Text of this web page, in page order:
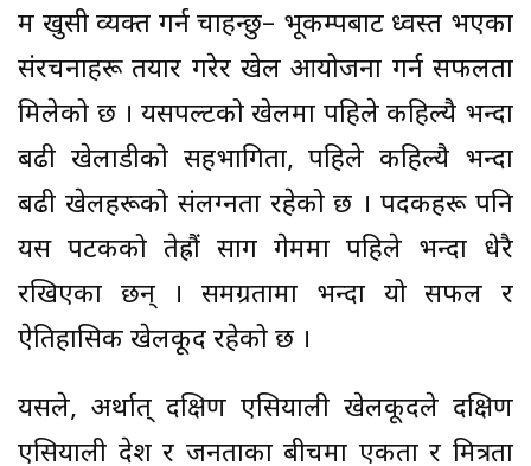
म खुसी व्यक्त गर्न चाहन्छु– भूकम्पबाट ध्वस्त भएका
संरचनाहरू तयार गरेर खेल आयोजना गर्न सफलता
मिलेको छ । यसपल्टको खेलमा पहिले कहिल्यै भन्दा
बढी खेलाडीको सहभागिता, पहिले कहिल्यै भन्दा
बढी खेलहरूको संलग्नता रहेको छ । पदकहरू पनि
यस पटकको तेह्रौं साग गेममा पहिले भन्दा धेरै
रखिएका छन् । समग्रतामा भन्दा यो सफल र
ऐतिहासिक खेलकूद रहेको छ ।
यसले, अर्थात् दक्षिण एसियाली खेलकूदले दक्षिण
एसियाली देश र जनताका बीचमा एकता र मित्रता